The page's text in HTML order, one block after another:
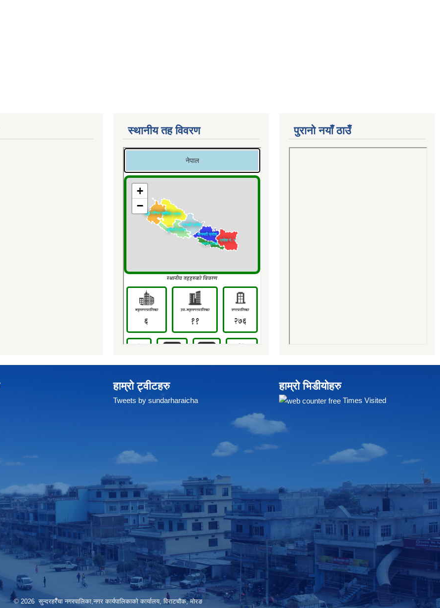
स्थानीय तह विवरण पुरानो नयाँ ठाउँ
हाम्रो ट्वीटहरु
Tweets by sundarharaicha
हाम्रो भिडीयोहरु
Times Visited
© 2026 सुन्दरहरैँचा नगरपालिका,नगर कार्यपालिकाको कार्यालय, विराटचौक, मोरङ